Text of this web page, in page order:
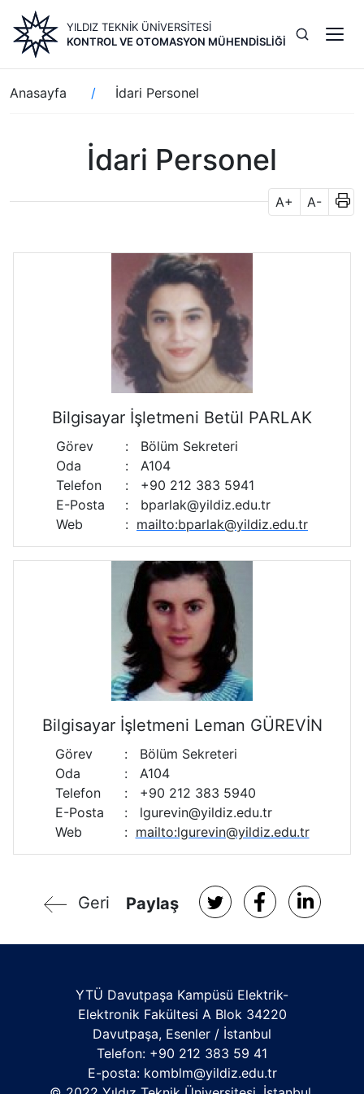
içeriğe
atla
YILDIZ TEKNİK ÜNİVERSİTESİ
KONTROL VE OTOMASYON MÜHENDISLIĞI
Sayfa
yolu
Anasayfa İdari Personel
İdari Personel
A+ A-
Bilgisayar İşletmeni Betül PARLAK
Görev :
Bölüm Sekreteri
Oda
:
A104
Telefon
:
+90 212 383 5941
E-Posta
:
bparlak@yildiz.edu.tr
Web
: mailto:bparlak@yildiz.edu.tr
Bilgisayar İşletmeni Leman GÜREVİN
Görev :
Bölüm Sekreteri
Oda
:
A104
Telefon
:
+90 212 383 5940
E-Posta
:
lgurevin@yildiz.edu.tr
Web
: mailto:lgurevin@yildiz.edu.tr
Geri Paylaş
YTÜ Davutpaşa Kampüsü Elektrik-
Elektronik Fakültesi A Blok 34220
Davutpaşa, Esenler / İstanbul
Telefon: +90 212 383 59 41
E-posta: komblm@yildiz.edu.tr